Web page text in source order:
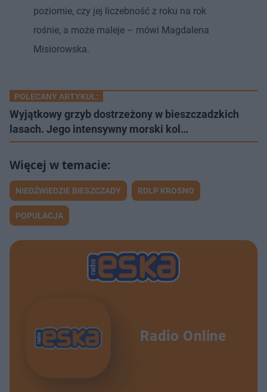
poziomie, czy jej liczebność z roku na rok
rośnie, a może maleje – mówi Magdalena
Misiorowska.
POLECANY ARTYKUŁ:
Wyjątkowy grzyb dostrzeżony w bieszczadzkich
lasach. Jego intensywny morski kol…
NIEDŹWIEDZIE BIESZCZADY RDLP KROSNO
POPULACJA
Radio Online